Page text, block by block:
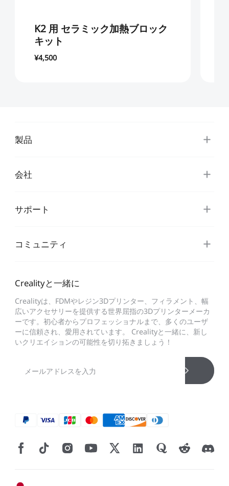
K2 用 セラミック加熱ブロック
キット
¥4,500
製品
会社
サポート
コミュニティ
Crealityと一緒に
Crealityは、FDMやレジン3Dプリンター、フィラメント、幅
広いアクセサリーを提供する世界屈指の3Dプリンターメーカ
ーです。初心者からプロフェッショナルまで、多くのユーザ
ーに信頼され、愛用されています。 Crealityと一緒に、新し
いクリエイションの可能性を切り拓きましょう！